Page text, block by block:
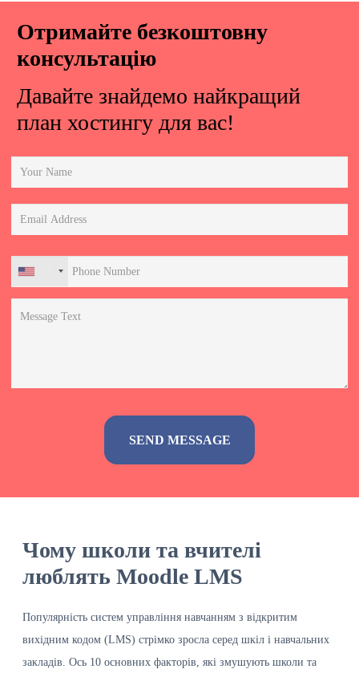
Отримайте безкоштовну
консультацію
Давайте знайдемо найкращий
план хостингу для вас!
Чому школи та вчителі
люблять Moodle LMS
Популярність систем управління навчанням з відкритим
вихідним кодом (LMS) стрімко зросла серед шкіл і навчальних
закладів. Ось 10 основних факторів, які змушують школи та